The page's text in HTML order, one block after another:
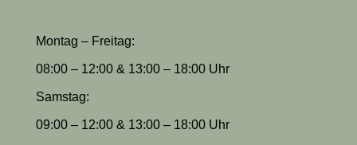
Montag – Freitag:
08:00 – 12:00 & 13:00 – 18:00 Uhr
Samstag:
09:00 – 12:00 & 13:00 – 18:00 Uhr